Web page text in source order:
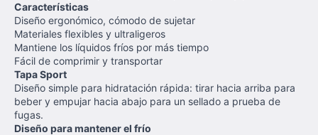
Características
Diseño ergonómico, cómodo de sujetar
Materiales flexibles y ultraligeros
Mantiene los líquidos fríos por más tiempo
Fácil de comprimir y transportar
Tapa Sport
Diseño simple para hidratación rápida: tirar hacia arriba para
beber y empujar hacia abajo para un sellado a prueba de
fugas.
Diseño para mantener el frío